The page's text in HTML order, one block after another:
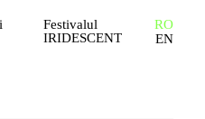
Festivalul
IRIDESCENT
RO
EN